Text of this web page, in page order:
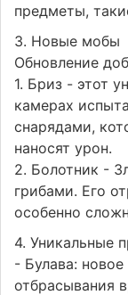
предметы,
3. Новые мобы
Обновление
1. Бриз - этот
камерах
снарядами,
наносят урон.
2. Болотник -
грибами. Его
особенно
4. Уникальные
- Булава:
отбрасывания